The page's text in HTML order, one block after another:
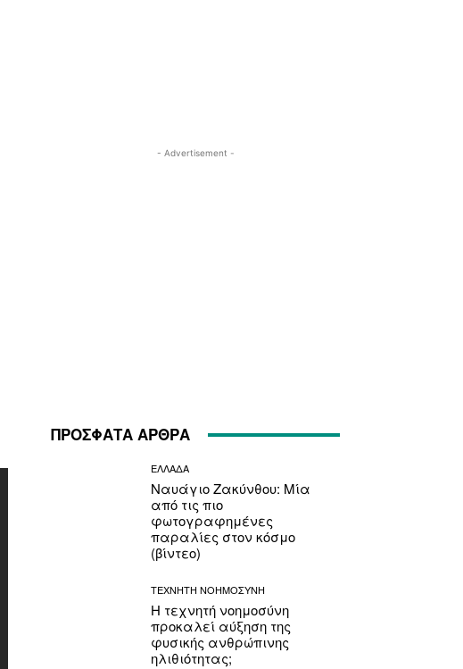
- Advertisement -
ΠΡΟΣΦΑΤΑ ΑΡΘΡΑ
ΕΛΛΑΔΑ
Ναυάγιο Ζακύνθου: Μία
από τις πιο
φωτογραφημένες
παραλίες στον κόσμο
(βίντεο)
ΤΕΧΝΗΤΗ ΝΟΗΜΟΣΥΝΗ
Η τεχνητή νοημοσύνη
προκαλεί αύξηση της
φυσικής ανθρώπινης
ηλιθιότητας;